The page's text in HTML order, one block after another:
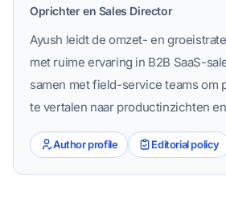
Oprichter en Sales Director
Ayush leidt de omzet- en
met ruime ervaring in B2B SaaS-
samen met field-service teams om
te vertalen naar productinzichten
Author profile Editorial policy